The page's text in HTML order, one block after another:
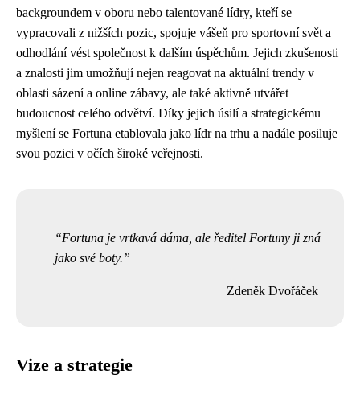
backgroundem v oboru nebo talentované lídry, kteří se
vypracovali z nižších pozic, spojuje vášeň pro sportovní svět a
odhodlání vést společnost k dalším úspěchům. Jejich zkušenosti
a znalosti jim umožňují nejen reagovat na aktuální trendy v
oblasti sázení a online zábavy, ale také aktivně utvářet
budoucnost celého odvětví. Díky jejich úsilí a strategickému
myšlení se Fortuna etablovala jako lídr na trhu a nadále posiluje
svou pozici v očích široké veřejnosti.
Fortuna je vrtkavá dáma, ale ředitel Fortuny ji zná
jako své boty.
Zdeněk Dvořáček
Vize a strategie